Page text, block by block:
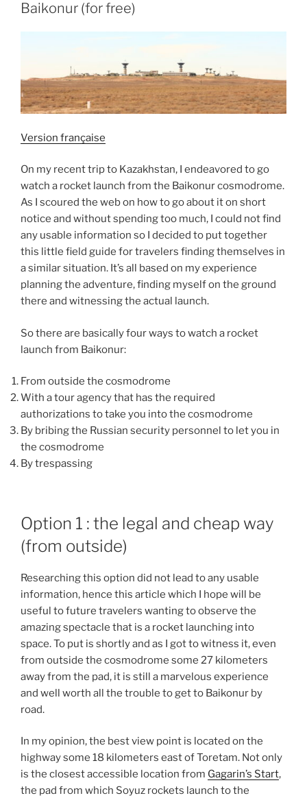
Baikonur (for free)
Version française
On my recent trip to Kazakhstan, I endeavored to go
watch a rocket launch from the Baikonur cosmodrome.
As I scoured the web on how to go about it on short
notice and without spending too much, I could not find
any usable information so I decided to put together
this little field guide for travelers finding themselves in
a similar situation. It’s all based on my experience
planning the adventure, finding myself on the ground
there and witnessing the actual launch.
So there are basically four ways to watch a rocket
launch from Baikonur:
From outside the cosmodrome
With a tour agency that has the required
authorizations to take you into the cosmodrome
By bribing the Russian security personnel to let you in
the cosmodrome
By trespassing
Option 1 : the legal and cheap way
(from outside)
Researching this option did not lead to any usable
information, hence this article which I hope will be
useful to future travelers wanting to observe the
amazing spectacle that is a rocket launching into
space. To put is shortly and as I got to witness it, even
from outside the cosmodrome some 27 kilometers
away from the pad, it is still a marvelous experience
and well worth all the trouble to get to Baikonur by
road.
In my opinion, the best view point is located on the
highway some 18 kilometers east of Toretam. Not only
is the closest accessible location from Gagarin’s Start,
the pad from which Soyuz rockets launch to the